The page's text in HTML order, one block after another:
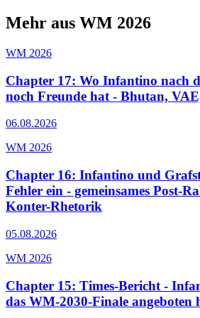
Mehr aus WM 2026
WM 2026
Chapter 17: Wo Infantino nach
noch Freunde hat - Bhutan,
06.08.2026
WM 2026
Chapter 16: Infantino und
Fehler ein - gemeinsames Post-
Konter-Rhetorik
05.08.2026
WM 2026
Chapter 15: Times-Bericht -
das WM-2030-Finale angeboten